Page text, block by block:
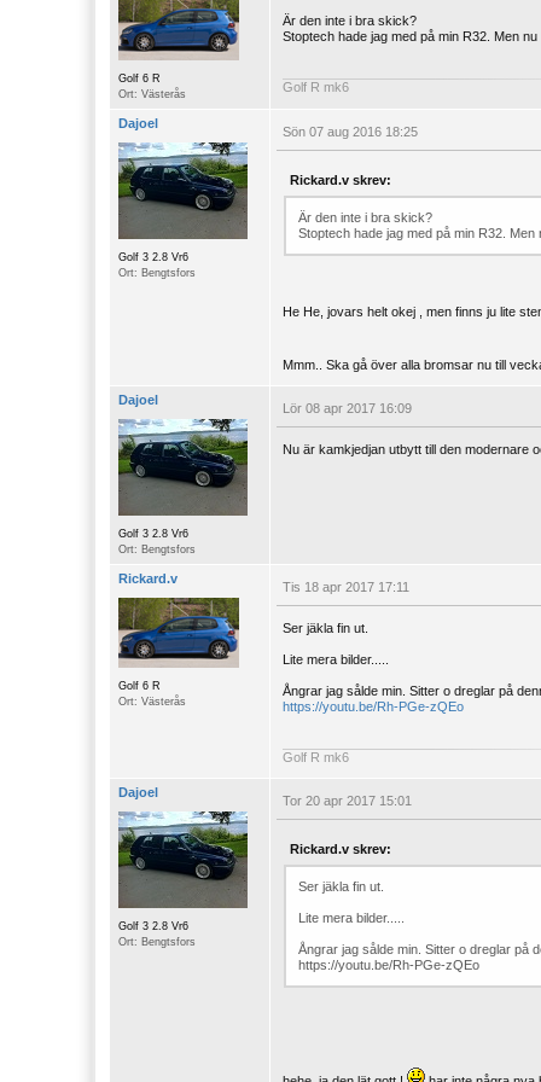
Golf 6 R
Ort: Västerås
Är den inte i bra skick?
Stoptech hade jag med på min R32. Men
Golf R mk6
Dajoel
Golf 3 2.8 Vr6
Ort: Bengtsfors
Sön 07 aug 2016 18:25
Rickard.v skrev:
Är den inte i bra skick?
Stoptech hade jag med på min R32.
He He, jovars helt okej , men finns ju lite
Mmm.. Ska gå över alla bromsar nu till
Dajoel
Golf 3 2.8 Vr6
Ort: Bengtsfors
Lör 08 apr 2017 16:09
Nu är kamkjedjan utbytt till den modernare
Rickard.v
Golf 6 R
Ort: Västerås
Tis 18 apr 2017 17:11
Ser jäkla fin ut.
Lite mera bilder.....
Ångrar jag sålde min. Sitter o dreglar på
https://youtu.be/Rh-PGe-zQEo
Golf R mk6
Dajoel
Golf 3 2.8 Vr6
Ort: Bengtsfors
Tor 20 apr 2017 15:01
Rickard.v skrev:
Ser jäkla fin ut.
Lite mera bilder.....
Ångrar jag sålde min. Sitter o dreglar på
https://youtu.be/Rh-PGe-zQEo